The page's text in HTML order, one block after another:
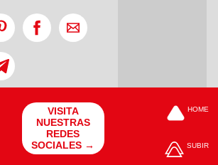
VISITA
NUESTRAS
REDES
SOCIALES →
HOME
SUBIR